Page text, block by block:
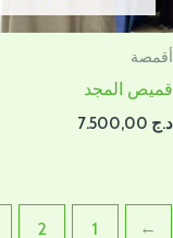
أقمصة
قميص المجد
د.ج
→
1
2